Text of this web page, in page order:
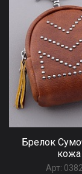
Брелок
кожа
Арт: